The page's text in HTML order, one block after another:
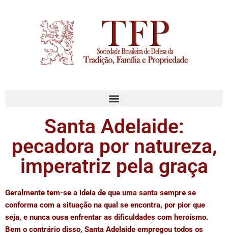
Santa Adelaide:
pecadora por natureza,
imperatriz pela graça
Geralmente tem-se a ideia de que uma santa sempre se
conforma com a situação na qual se encontra, por pior que
seja, e nunca ousa enfrentar as dificuldades com heroísmo.
Bem o contrário disso, Santa Adelaide empregou todos os